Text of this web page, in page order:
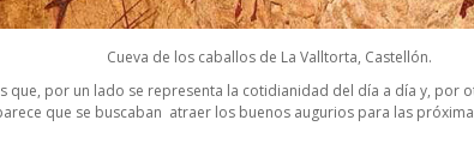
Cueva de los caballos de La Valltorta, Castellón.
que, por un lado se representa la cotidianidad del día a día y, por
que se buscaban atraer los buenos augurios para las